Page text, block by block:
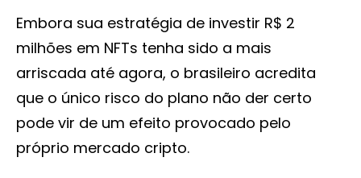
Embora sua estratégia de investir R$ 2
milhões em NFTs tenha sido a mais
arriscada até agora, o brasileiro acredita
que o único risco do plano não der certo
pode vir de um efeito provocado pelo
próprio mercado cripto.